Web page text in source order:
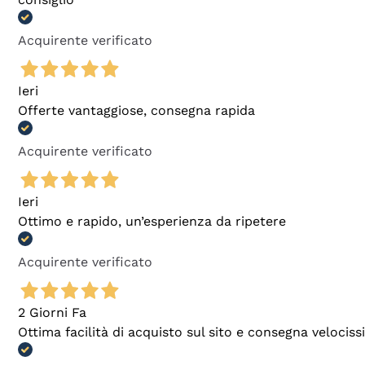
Acquirente verificato
Ieri
Offerte vantaggiose, consegna rapida
Acquirente verificato
Ieri
Ottimo e rapido, un’esperienza da ripetere
Acquirente verificato
2 Giorni Fa
Ottima facilità di acquisto sul sito e consegna